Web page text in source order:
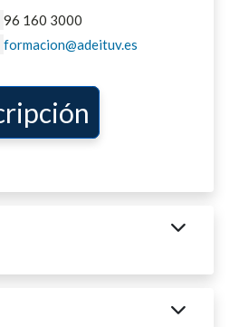
96 160 3000
formacion@adeituv.es